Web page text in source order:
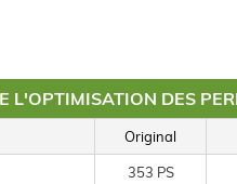
L'OPTIMISATION DES
Original
353 PS